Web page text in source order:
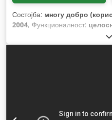
Состојба: многу добро
2004, Функционалност:
680 kW (924,54
ладилна единица,